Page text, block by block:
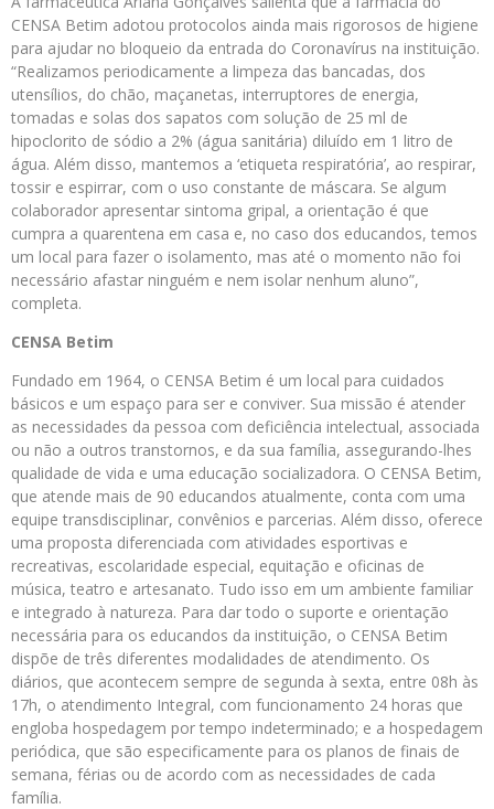
CENSA Betim adotou protocolos ainda mais rigorosos de higiene
para ajudar no bloqueio da entrada do Coronavírus na instituição.
“Realizamos periodicamente a limpeza das bancadas, dos
utensílios, do chão, maçanetas, interruptores de energia,
tomadas e solas dos sapatos com solução de 25 ml de
hipoclorito de sódio a 2% (água sanitária) diluído em 1 litro de
água. Além disso, mantemos a ‘etiqueta respiratória’, ao respirar,
tossir e espirrar, com o uso constante de máscara. Se algum
colaborador apresentar sintoma gripal, a orientação é que
cumpra a quarentena em casa e, no caso dos educandos, temos
um local para fazer o isolamento, mas até o momento não foi
necessário afastar ninguém e nem isolar nenhum aluno”,
completa.
CENSA Betim
Fundado em 1964, o CENSA Betim é um local para cuidados
básicos e um espaço para ser e conviver. Sua missão é atender
as necessidades da pessoa com deficiência intelectual, associada
ou não a outros transtornos, e da sua família, assegurando-lhes
qualidade de vida e uma educação socializadora. O CENSA Betim,
que atende mais de 90 educandos atualmente, conta com uma
equipe transdisciplinar, convênios e parcerias. Além disso, oferece
uma proposta diferenciada com atividades esportivas e
recreativas, escolaridade especial, equitação e oficinas de
música, teatro e artesanato. Tudo isso em um ambiente familiar
e integrado à natureza. Para dar todo o suporte e orientação
necessária para os educandos da instituição, o CENSA Betim
dispõe de três diferentes modalidades de atendimento. Os
diários, que acontecem sempre de segunda à sexta, entre 08h às
17h, o atendimento Integral, com funcionamento 24 horas que
engloba hospedagem por tempo indeterminado; e a hospedagem
periódica, que são especificamente para os planos de finais de
semana, férias ou de acordo com as necessidades de cada
família.